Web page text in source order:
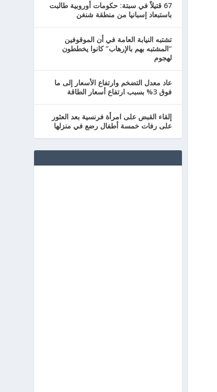
67 قتيلاً في سبتة: حكومات أوروبية طالبت
باستبعاد إسبانيا من منطقة شنغن
تشتبه النيابة العامة في أن الموقوفين
“المشتبه بهم بالإرهاب” كانوا يخططون
لهجوم
عاد معدل التضخم وارتفاع الأسعار إلى ما
فوق 3% بسبب ارتفاع أسعار الطاقة
إلقاء القبض على امرأة فرنسية بعد العثور
على رفات خمسة أطفال رضع في منزلها